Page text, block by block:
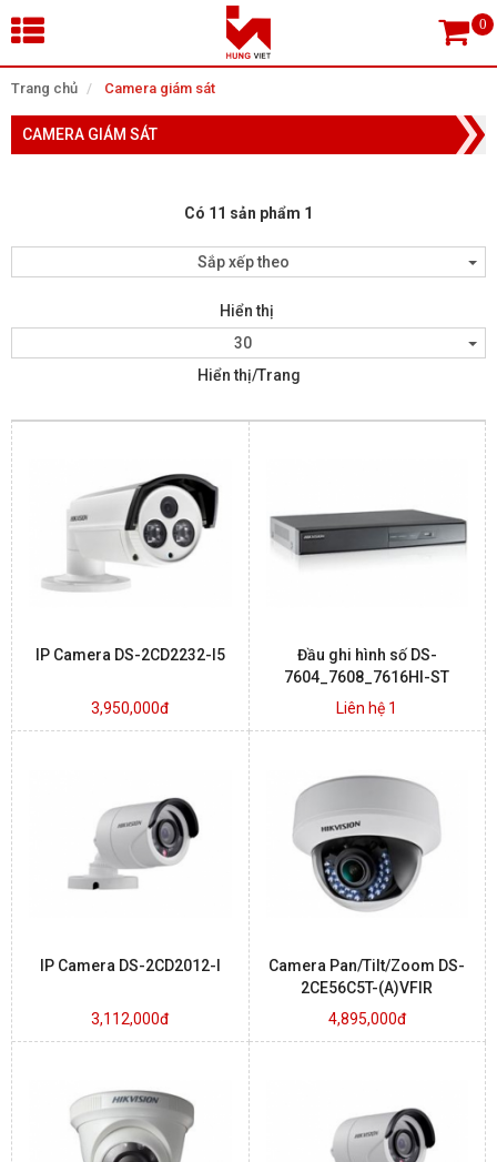
Trang chủ Camera giám sát
CAMERA GIÁM SÁT
Có 11 sản phẩm 1
Sắp xếp theo
Hiển thị
30
Hiển thị/Trang
IP Camera DS-2CD2232-I5
3,950,000đ
Đầu ghi hình số DS-
7604_7608_7616HI-ST
Liên hệ 1
IP Camera DS-2CD2012-I
3,112,000đ
Camera Pan/Tilt/Zoom DS-
2CE56C5T-(A)VFIR
4,895,000đ
×
Tìm theo danh mục
Tìm kiếm
TRANG CHỦ
THIẾT BỊ SIÊU THỊ, THƯ VIỆN
KIỂM SOÁT VÀO RA
BÁO ĐỘNG, BÁO CHÁY
LIÊN HỆ